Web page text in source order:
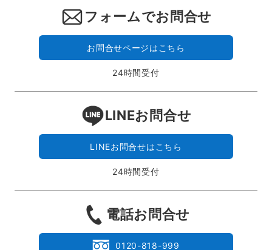
フォームでお問合せ
お問合せページはこちら
24時間受付
LINEお問合せ
LINEお問合せはこちら
24時間受付
電話お問合せ
0120-818-999